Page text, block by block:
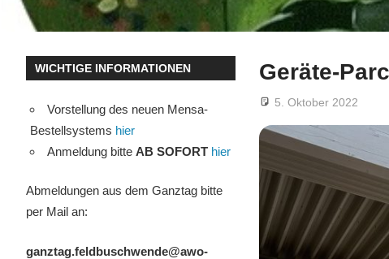
Geräte-
5. Oktober 2022
WICHTIGE INFORMATIONEN
Vorstellung des neuen Mensa-
Bestellsystems hier
Anmeldung bitte AB SOFORT hier
Abmeldungen aus dem Ganztag bitte
per Mail an:
ganztag.feldbuschwende@awo-